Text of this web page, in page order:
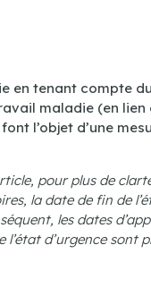
en tenant compte
maladie (en lien
l’objet d’une
pour plus de
la date de fin de
les dates
d’urgence sont